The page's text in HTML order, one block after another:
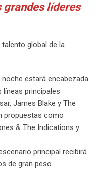
grandes líderes
global de la
noche estará encabezada
líneas principales
James Blake y The
propuestas como
& The Indications y
principal recibirá
de gran peso